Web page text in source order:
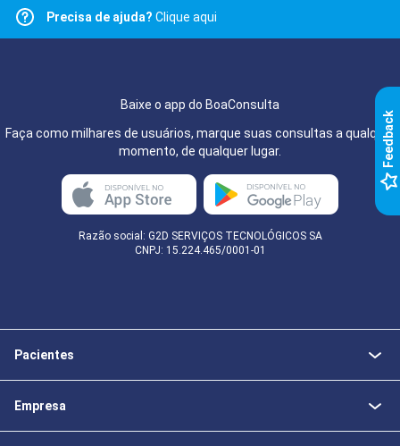
k
Precisa de ajuda? Clique aqui
Baixe o app do BoaConsulta
Faça como milhares de usuários, marque suas consultas a qualquer
momento, de qualquer lugar.
Razão social: G2D SERVIÇOS TECNOLÓGICOS SA
CNPJ: 15.224.465/0001-01
Pacientes
Empresa